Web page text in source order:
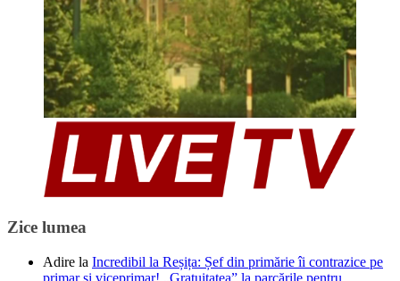
Zice lumea
Adire la Incredibil la Reșița: Șef din primărie îi contrazice pe
primar și viceprimar! „Gratuitatea” la parcările pentru